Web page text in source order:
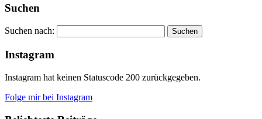
Suchen
Suchen nach:
Instagram
Instagram hat keinen Statuscode 200 zurückgegeben.
Folge mir bei Instagram